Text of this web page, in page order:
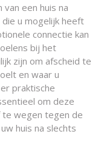
een huis na
u mogelijk heeft
connectie kan
bij het
zijn om afscheid te
en waar u
praktische
om deze
wegen tegen de
huis na slechts